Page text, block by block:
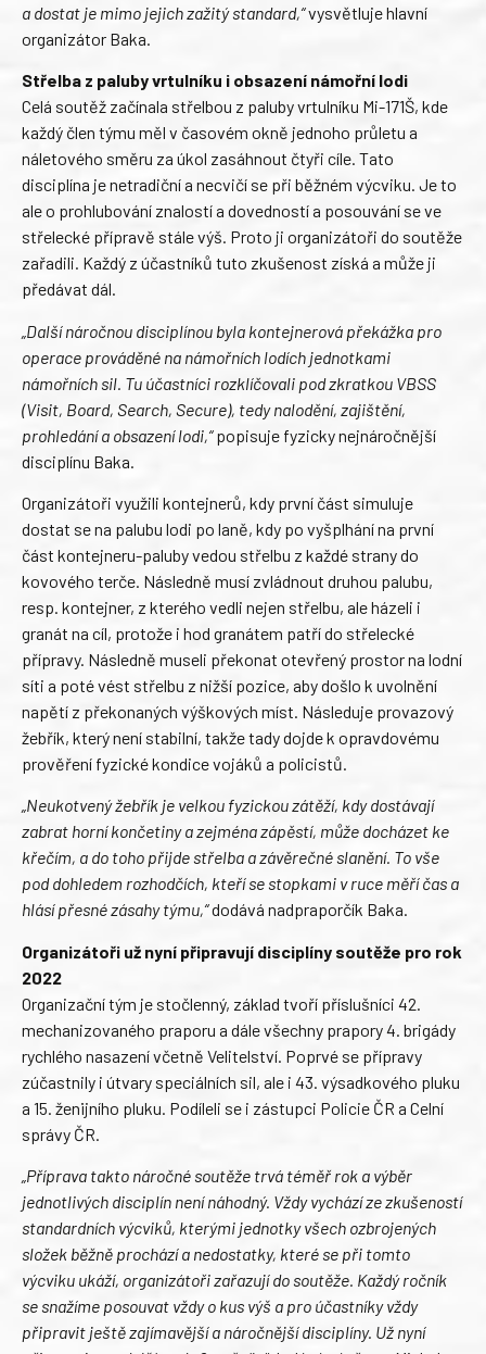
a dostat je mimo jejich zažitý standard,“vysvětluje hlavní
organizátor Baka.
Střelba z paluby vrtulníku i obsazení námořní lodi
Celá soutěž začínala střelbou z paluby vrtulníku Mi-171Š, kde
každý člen týmu měl v časovém okně jednoho průletu a
náletového směru za úkol zasáhnout čtyři cíle. Tato
disciplína je netradiční a necvičí se při běžném výcviku. Je to
ale o prohlubování znalostí a dovedností a posouvání se ve
střelecké přípravě stále výš. Proto ji organizátoři do soutěže
zařadili. Každý z účastníků tuto zkušenost získá a může ji
předávat dál.
„Další náročnou disciplínou byla kontejnerová překážka pro
operace prováděné na námořních lodích jednotkami
námořních sil. Tu účastníci rozklíčovali pod zkratkou VBSS
(Visit, Board, Search, Secure), tedy nalodění, zajištění,
prohledání a obsazení lodi,“popisuje fyzicky nejnáročnější
disciplínu Baka.
Organizátoři využili kontejnerů, kdy první část simuluje
dostat se na palubu lodi po laně, kdy po vyšplhání na první
část kontejneru-paluby vedou střelbu z každé strany do
kovového terče. Následně musí zvládnout druhou palubu,
resp. kontejner, z kterého vedli nejen střelbu, ale házeli i
granát na cíl, protože i hod granátem patří do střelecké
přípravy. Následně museli překonat otevřený prostor na lodní
síti a poté vést střelbu z nižší pozice, aby došlo k uvolnění
napětí z překonaných výškových míst. Následuje provazový
žebřík, který není stabilní, takže tady dojde k opravdovému
prověření fyzické kondice vojáků a policistů.
„Neukotvený žebřík je velkou fyzickou zátěží, kdy dostávají
zabrat horní končetiny a zejména zápěstí, může docházet ke
křečím, a do toho přijde střelba a závěrečné slanění. To vše
pod dohledem rozhodčích, kteří se stopkami v ruce měří čas a
hlásí přesné zásahy týmu,“dodává nadpraporčík Baka.
Organizátoři už nyní připravují disciplíny soutěže pro rok
2022
Organizační tým je stočlenný, základ tvoří příslušníci 42.
mechanizovaného praporu a dále všechny prapory 4. brigády
rychlého nasazení včetně Velitelství. Poprvé se přípravy
zúčastnily i útvary speciálních sil, ale i 43. výsadkového pluku
a 15. ženijního pluku. Podíleli se i zástupci Policie ČR a Celní
správy ČR.
„Příprava takto náročné soutěže trvá téměř rok a výběr
jednotlivých disciplín není náhodný. Vždy vychází ze zkušeností
standardních výcviků, kterými jednotky všech ozbrojených
složek běžně prochází a nedostatky, které se při tomto
výcviku ukáží, organizátoři zařazují do soutěže. Každý ročník
se snažíme posouvat vždy o kus výš a pro účastníky vždy
připravit ještě zajímavější a náročnější disciplíny. Už nyní